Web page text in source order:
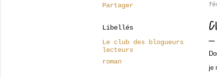
Partager
Libellés
Le club des blogueurs
lecteurs
roman
je